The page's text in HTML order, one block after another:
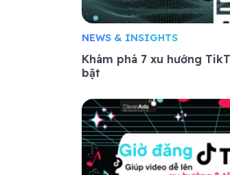
NEWS & INSIGHTS
Khám phá 7 xu hướng
bật